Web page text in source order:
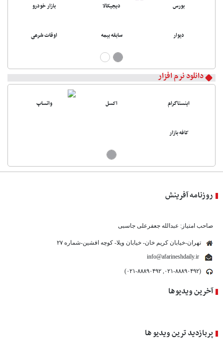
بورس دیجیکالا بازار خودرو
دیوار سابقه بیمه اوقات شرعی
دانلود نرم افزار
اینستاگرام اکسل واتساپ
کافه بازار
روزنامه آفرینش
صاحب امتیاز: عبدالله جعفرعلی جاسبی
تهران-خیابان کریم خان- خیابان ویلا- کوچه افشین-شماره ۲۷
info@afarineshdaily.ir
(۰۲۱-۸۸۸۹۰۴۹۲, ۰۲۱-۸۸۸۹۰۴۹۲)
آخرین ویدیوها
پربازدید ترین ویدیو ها